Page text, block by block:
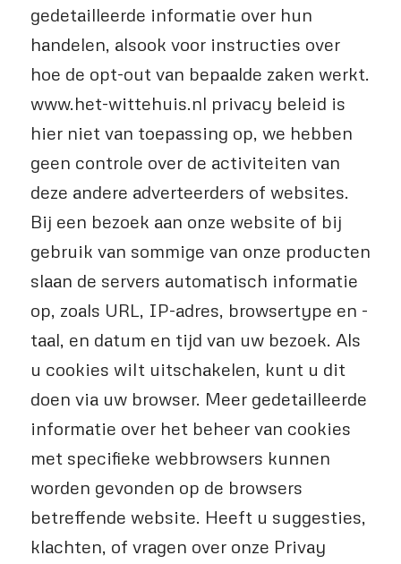
gedetailleerde informatie over hun
handelen, alsook voor instructies over
hoe de opt-out van bepaalde zaken werkt.
www.het-wittehuis.nl privacy beleid is
hier niet van toepassing op, we hebben
geen controle over de activiteiten van
deze andere adverteerders of websites.
Bij een bezoek aan onze website of bij
gebruik van sommige van onze producten
slaan de servers automatisch informatie
op, zoals URL, IP-adres, browsertype en -
taal, en datum en tijd van uw bezoek. Als
u cookies wilt uitschakelen, kunt u dit
doen via uw browser. Meer gedetailleerde
informatie over het beheer van cookies
met specifieke webbrowsers kunnen
worden gevonden op de browsers
betreffende website. Heeft u suggesties,
klachten, of vragen over onze Privay